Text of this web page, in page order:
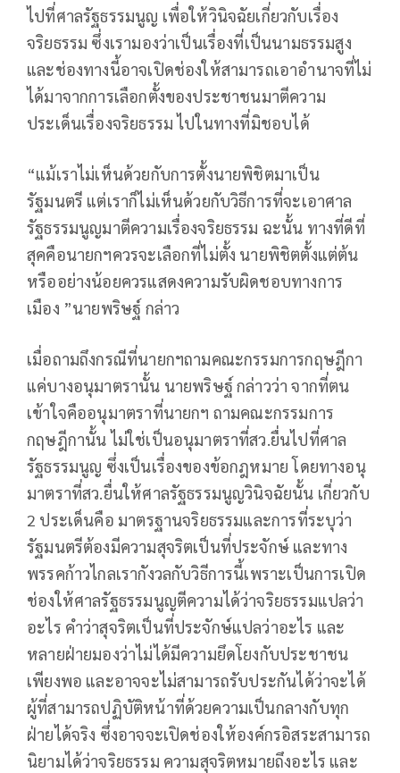
ไปที่ศาลรัฐธรรมนูญ เพื่อให้วินิจฉัยเกี่ยวกับเรื่อง
จริยธรรม ซึ่งเรามองว่าเป็นเรื่องที่เป็นนามธรรมสูง
และช่องทางนี้อาจเปิดช่องให้สามารถเอาอำนาจที่ไม่
ได้มาจากการเลือกตั้งของประชาชนมาตีความ
ประเด็นเรื่องจริยธรรม ไปในทางที่มิชอบได้
“แม้เราไม่เห็นด้วยกับการตั้งนายพิชิตมาเป็น
รัฐมนตรี แต่เราก็ไม่เห็นด้วยกับวิธีการที่จะเอาศาล
รัฐธรรมนูญมาตีความเรื่องจริยธรรม ฉะนั้น ทางที่ดีที่
สุคคือนายกฯควรจะเลือกที่ไม่ตั้ง นายพิชิตตั้งแต่ต้น
หรืออย่างน้อยควรแสดงความรับผิดชอบทางการ
เมือง ”นายพริษฐ์ กล่าว
เมื่อถามถึงกรณีที่นายกฯถามคณะกรรมการกฤษฎีกา
แค่บางอนุมาตรานั้น นายพริษฐ์ กล่าวว่า จากที่ตน
เข้าใจคืออนุมาตราที่นายกฯ ถามคณะกรรมการ
กฤษฎีกานั้น ไม่ใช่เป็นอนุมาตราที่สว.ยื่นไปที่ศาล
รัฐธรรมนูญ ซึ่งเป็นเรื่องของข้อกฎหมาย โดยทางอนุ
มาตราที่สว.ยื่นให้ศาลรัฐธรรมนูญวินิจฉัยนั้น เกี่ยวกับ
2 ประเด็นคือ มาตรฐานจริยธรรมและการที่ระบุว่า
รัฐมนตรีต้องมีความสุจริตเป็นที่ประจักษ์ และทาง
พรรคก้าวไกลเรากังวลกับวิธีการนี้เพราะเป็นการเปิด
ช่องให้ศาลรัฐธรรมนูญตีความได้ว่าจริยธรรมแปลว่า
อะไร คำว่าสุจริตเป็นที่ประจักษ์แปลว่าอะไร และ
หลายฝ่ายมองว่าไม่ได้มีความยึดโยงกับประชาชน
เพียงพอ และอาจจะไม่สามารถรับประกันได้ว่าจะได้
ผู้ที่สามารถปฏิบัติหน้าที่ด้วยความเป็นกลางกับทุก
ฝ่ายได้จริง ซึ่งอาจจะเปิดช่องให้องค์กรอิสระสามารถ
นิยามได้ว่าจริยธรรม ความสุจริตหมายถึงอะไร และ